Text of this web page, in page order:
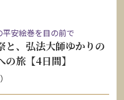
安絵巻を目の前で
と、弘法大師ゆかりの
旅【4日間】